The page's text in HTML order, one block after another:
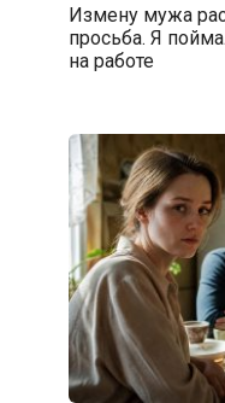
Измену мужа
просьба. Я
на работе